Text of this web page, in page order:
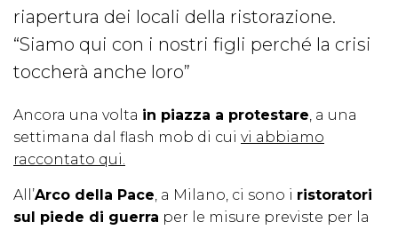
riapertura dei locali della ristorazione.
“Siamo qui con i nostri figli perché la crisi
toccherà anche loro”
Ancora una volta in piazza a protestare, a una
settimana dal flash mob di cui vi abbiamo
raccontato qui.
All’Arco della Pace, a Milano, ci sono i ristoratori
sul piede di guerra per le misure previste per la